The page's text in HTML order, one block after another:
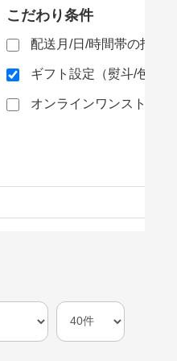
こだわり条件
配送月/日/時間帯の指定
ギフト設定（熨斗/包装
オンラインワンストップ